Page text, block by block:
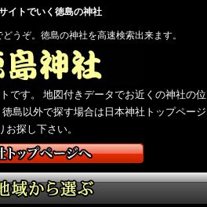
イトでいく徳島の神社
うぞ。徳島の神社を高速検索出来ます。
です。 地図付きデータでお近くの神社の位
島以外で探す場合は日本神社トップページ
お探し下さい。